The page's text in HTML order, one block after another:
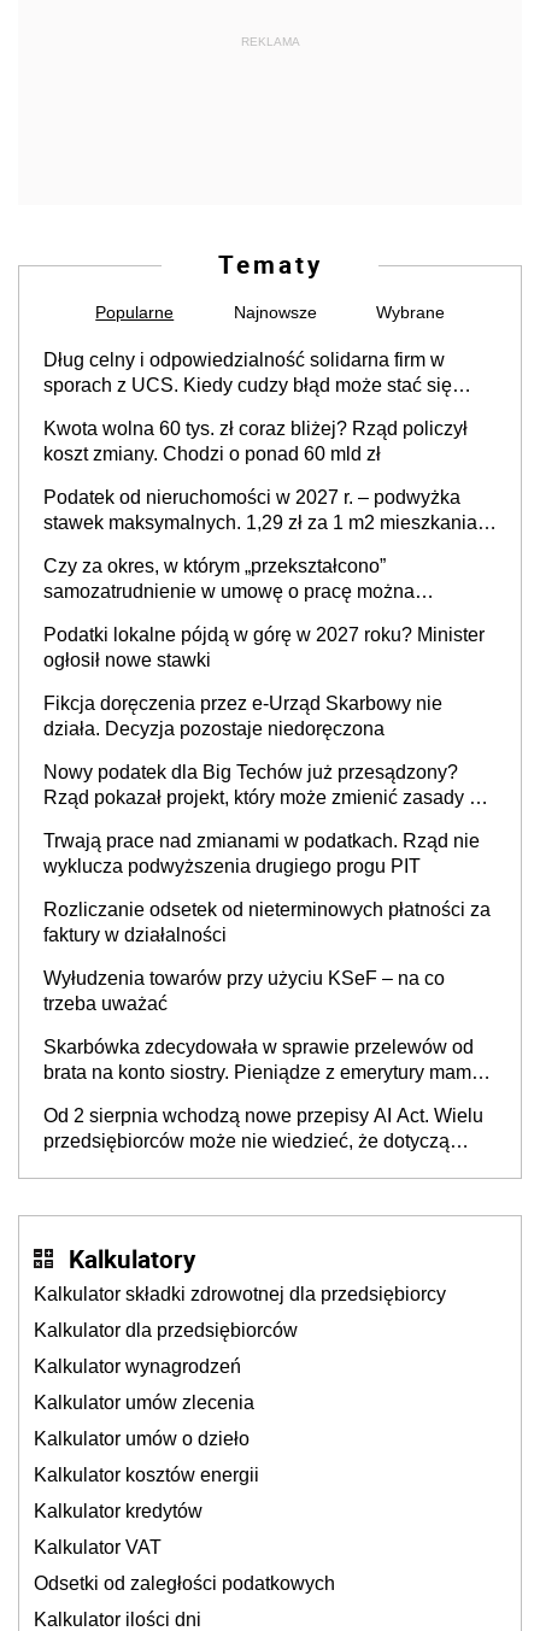
REKLAMA
Tematy
Popularne Najnowsze Wybrane
Dług celny i odpowiedzialność solidarna firm w
sporach z UCS. Kiedy cudzy błąd może stać się
Kwota wolna 60 tys. zł coraz bliżej? Rząd policzył
koszt zmiany. Chodzi o ponad 60 mld zł
Podatek od nieruchomości w 2027 r. – podwyżka
stawek maksymalnych. 1,29 zł za 1 m2 mieszkania,
prowadzeniem działalności gospodarczej
Czy za okres, w którym „przekształcono”
samozatrudnienie w umowę o pracę można
cywilnoprawnej jedynym racjonalnym wyjściem
Podatki lokalne pójdą w górę w 2027 roku? Minister
ogłosił nowe stawki
Fikcja doręczenia przez e-Urząd Skarbowy nie
działa. Decyzja pozostaje niedoręczona
Nowy podatek dla Big Techów już przesądzony?
Rząd pokazał projekt, który może zmienić zasady gry
Trwają prace nad zmianami w podatkach. Rząd nie
wyklucza podwyższenia drugiego progu PIT
Rozliczanie odsetek od nieterminowych płatności za
faktury w działalności
Wyłudzenia towarów przy użyciu KSeF – na co
trzeba uważać
Skarbówka zdecydowała w sprawie przelewów od
brata na konto siostry. Pieniądze z emerytury mamy
będzie
Od 2 sierpnia wchodzą nowe przepisy AI Act. Wielu
przedsiębiorców może nie wiedzieć, że dotyczą
Kalkulatory
Kalkulator składki zdrowotnej dla przedsiębiorcy
Kalkulator dla przedsiębiorców
Kalkulator wynagrodzeń
Kalkulator umów zlecenia
Kalkulator umów o dzieło
Kalkulator kosztów energii
Kalkulator kredytów
Kalkulator VAT
Odsetki od zaległości podatkowych
Kalkulator ilości dni